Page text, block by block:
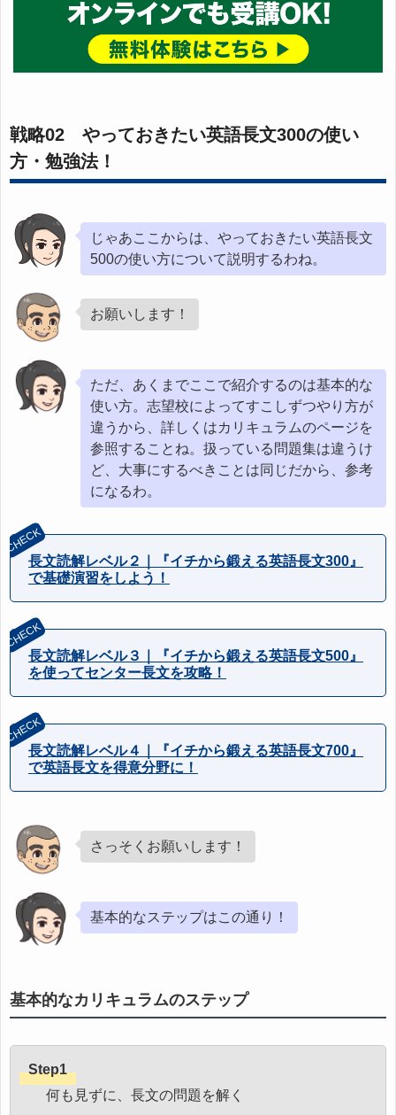
戦略02 やっておきたい英語長文300の使い
方・勉強法！
じゃあここからは、やっておきたい英語長文
500の使い方について説明するわね。
お願いします！
ただ、あくまでここで紹介するのは基本的な
使い方。志望校によってすこしずつやり方が
違うから、詳しくはカリキュラムのページを
参照することね。扱っている問題集は違うけ
ど、大事にするべきことは同じだから、参考
になるわ。
長文読解レベル２｜『イチから鍛える英語長文300』
で基礎演習をしよう！
長文読解レベル３｜『イチから鍛える英語長文500』
を使ってセンター長文を攻略！
長文読解レベル４｜『イチから鍛える英語長文700』
で英語長文を得意分野に！
さっそくお願いします！
基本的なステップはこの通り！
基本的なカリキュラムのステップ
Step1
何も見ずに、長文の問題を解く